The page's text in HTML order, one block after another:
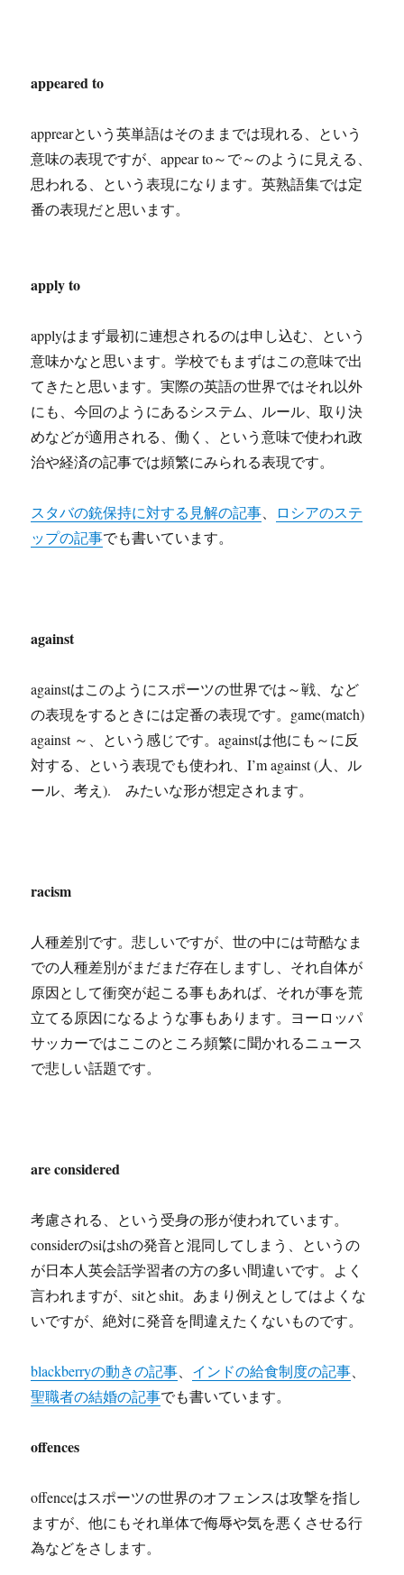
appeared to
apprearという英単語はそのままでは現れる、という
意味の表現ですが、appear to～で～のように見える、
思われる、という表現になります。英熟語集では定
番の表現だと思います。
apply to
applyはまず最初に連想されるのは申し込む、という
意味かなと思います。学校でもまずはこの意味で出
てきたと思います。実際の英語の世界ではそれ以外
にも、今回のようにあるシステム、ルール、取り決
めなどが適用される、働く、という意味で使われ政
治や経済の記事では頻繁にみられる表現です。
スタバの銃保持に対する見解の記事
ロシアのステ
ップの記事でも書いています。
against
againstはこのようにスポーツの世界では～戦、など
の表現をするときには定番の表現です。game(match)
against ～、という感じです。againstは他にも～に反
対する、という表現でも使われ、I’m against (人、ル
ール、考え). みたいな形が想定されます。
racism
人種差別です。悲しいですが、世の中には苛酷なま
での人種差別がまだまだ存在しますし、それ自体が
原因として衝突が起こる事もあれば、それが事を荒
立てる原因になるような事もあります。ヨーロッパ
サッカーではここのところ頻繁に聞かれるニュース
で悲しい話題です。
are considered
考慮される、という受身の形が使われています。
considerのsiはshの発音と混同してしまう、というの
が日本人英会話学習者の方の多い間違いです。よく
言われますが、sitとshit。あまり例えとしてはよくな
いですが、絶対に発音を間違えたくないものです。
blackberryの動きの記事 インドの給食制度の記事
聖職者の結婚の記事でも書いています。
offences
offenceはスポーツの世界のオフェンスは攻撃を指し
ますが、他にもそれ単体で侮辱や気を悪くさせる行
為などをさします。